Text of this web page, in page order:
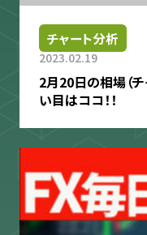
チャート分析
2023.02.19
2月20日の相場（
い目はココ！！